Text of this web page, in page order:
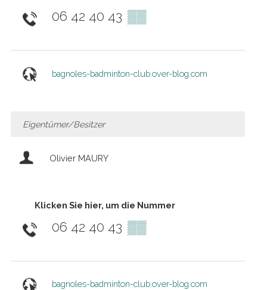
06 42 40 43 ▒▒
bagnoles-badminton-club.over-blog.com
Eigentümer/Besitzer
Olivier MAURY
Klicken Sie hier, um die Nummer
06 42 40 43 ▒▒
bagnoles-badminton-club.over-blog.com